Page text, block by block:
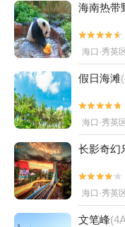
海南热带


海口·秀英区
假日海滩


海口·秀英区
长影奇幻


海口·秀英区
文笔峰